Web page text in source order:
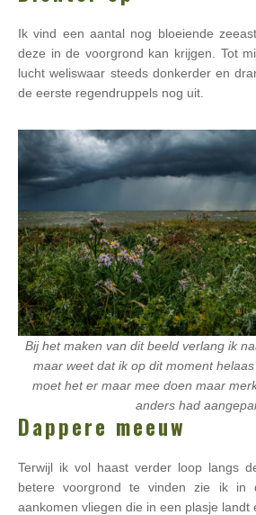
Ik vind een aantal nog bloeiende
deze in de voorgrond kan krijgen. Tot
lucht weliswaar steeds donkerder en
de eerste regendruppels nog uit.
Bij het maken van dit beeld verlang ik
maar weet dat ik op dit moment
moet het er maar mee doen maar
anders had
Dappere meeuw
Terwijl ik vol haast verder loop langs
betere voorgrond te vinden zie ik in
aankomen vliegen die in een plasje landt